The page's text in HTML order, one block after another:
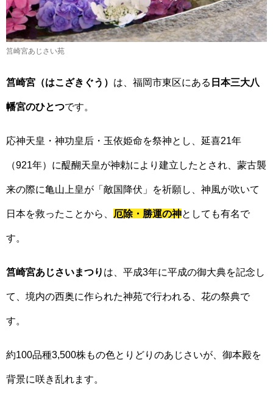
筥崎宮あじさい苑
筥崎宮（はこざきぐう） は、福岡市東区にある 日本三大八
幡宮のひとつです。
応神天皇・神功皇后・玉依姫命を祭神とし、延喜21年
（921年）に醍醐天皇が神勅により建立したとされ、蒙古襲
来の際に亀山上皇が「敵国降伏」を祈願し、神風が吹いて
日本を救ったことから、 厄除・勝運の神としても有名で
す。
筥崎宮あじさいまつり は、平成3年に平成の御大典を記念し
て、境内の西奥に作られた神苑で行われる、花の祭典で
す。
約100品種3,500株もの色とりどりのあじさいが、御本殿を
背景に咲き乱れます。